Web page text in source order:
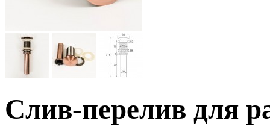
Слив-перелив для